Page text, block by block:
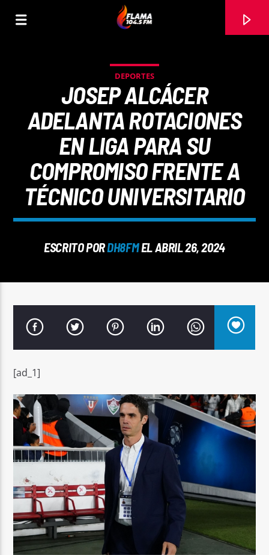
TÍTULO
Señal FM
DEPORTES
JOSEP ALCÁCER
ADELANTA ROTACIONES
EN LIGA PARA SU
COMPROMISO FRENTE A
TÉCNICO UNIVERSITARIO
ESCRITO PORDH8FMEL ABRIL 26, 2024
[ad_1]